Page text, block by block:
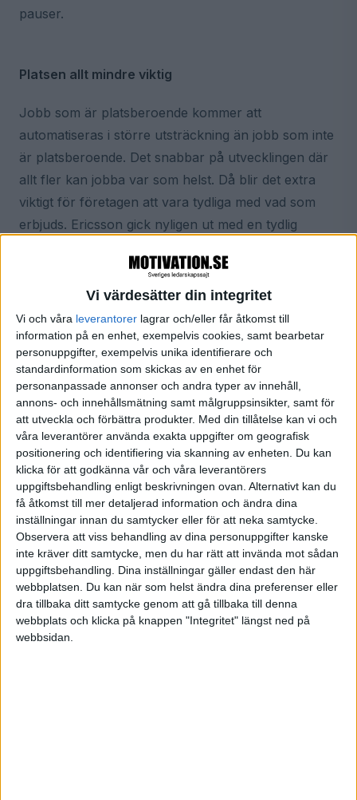
Vi värdesätter din integritet
Vi och våra leverantorer lagrar och/eller får åtkomst till
information på en enhet, exempelvis cookies, samt bearbetar
personuppgifter, exempelvis unika identifierare och
standardinformation som skickas av en enhet för
personanpassade annonser och andra typer av innehåll,
annons- och innehållsmätning samt målgruppsinsikter, samt för
att utveckla och förbättra produkter. Med din tillåtelse kan vi och
våra leverantörer använda exakta uppgifter om geografisk
positionering och identifiering via skanning av enheten. Du kan
klicka för att godkänna vår och våra leverantörers
uppgiftsbehandling enligt beskrivningen ovan. Alternativt kan du
få åtkomst till mer detaljerad information och ändra dina
inställningar innan du samtycker eller för att neka samtycke.
Observera att viss behandling av dina personuppgifter kanske
inte kräver ditt samtycke, men du har rätt att invända mot sådan
uppgiftsbehandling. Dina inställningar gäller endast den här
webbplatsen. Du kan när som helst ändra dina preferenser eller
dra tillbaka ditt samtycke genom att gå tillbaka till denna
webbplats och klicka på knappen "Integritet" längst ned på
webbsidan.
pauser.
Platsen allt mindre viktig
Jobb som är platsberoende kommer att
automatiseras i större utsträckning än jobb som inte
är platsberoende. Det snabbar på utvecklingen där
allt fler kan jobba var som helst. Då blir det extra
viktigt för företagen att vara tydliga med vad som
erbjuds. Ericsson gick nyligen ut med en tydlig
kommer att vara 50% hemma och 50% på kontoret
efter pandemin. Spotify har redan annonserat att
deras medarbetare kan jobba var som helst.
Läge att experimentera
Tommie Cau tycker att läget just nu är perfekt för
att experimentera med att omdisponera ytor och
testa sig fram i kontorslokaler som delvis är tomma.
Smart utnyttjade kontor i kombination med flexibilitet
är ett kraftfullt vapen för bolag som vill vara
attraktiva arbetsgivare.
Den tredje platsen
Det finns ett tredje alternativ till att jobba på ett
klassiskt kontor eller hemma: co-working-hubbar i